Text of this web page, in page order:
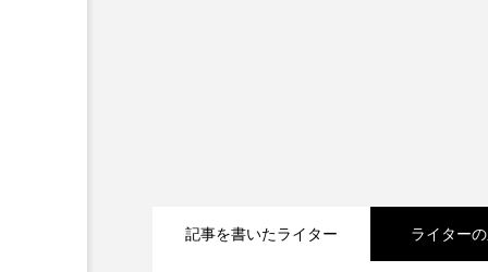
記事を書いたライター ライター